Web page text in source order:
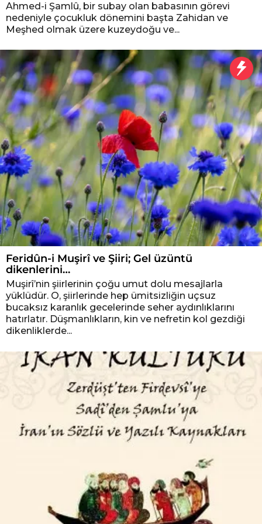
Ahmed-i Şamlû, bir subay olan babasının görevi
nedeniyle çocukluk dönemini başta Zahidan ve
Meşhed olmak üzere kuzeydoğu ve...
Feridûn-i Muşirî ve Şiiri; Gel üzüntü
dikenlerini…
Muşirî’nin şiirlerinin çoğu umut dolu mesajlarla
yüklüdür. O, şiirlerinde hep ümitsizliğin uçsuz
bucaksız karanlık gecelerinde seher aydınlıklarını
hatırlatır. Düşmanlıkların, kin ve nefretin kol gezdiği
dikenliklerde...